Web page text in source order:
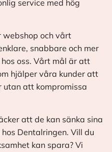
service med hög
och vårt
snabbare och mer
oss. Vårt mål är att
hjälper våra kunder att
utan att kompromissa
att de kan sänka sina
Dentalringen. Vill du
kan spara? Vi